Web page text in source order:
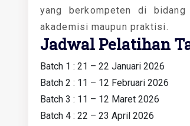
yang berkompeten di
akademisi maupun praktisi.
Jadwal Pelatihan
Batch 1 : 21 – 22 Januari 2026
Batch 2 : 11 – 12 Februari 2026
Batch 3 : 11 – 12 Maret 2026
Batch 4 : 22 – 23 April 2026